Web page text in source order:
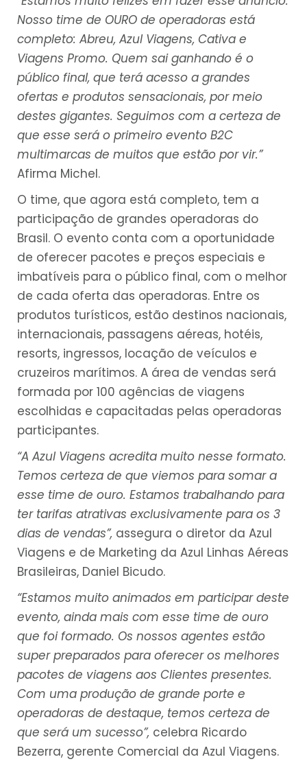
Nosso time de OURO de operadoras está
completo: Abreu, Azul Viagens, Cativa e
Viagens Promo. Quem sai ganhando é o
público final, que terá acesso a grandes
ofertas e produtos sensacionais, por meio
destes gigantes. Seguimos com a certeza de
que esse será o primeiro evento B2C
multimarcas de muitos que estão por vir.”
Afirma Michel.
O time, que agora está completo, tem a
participação de grandes operadoras do
Brasil. O evento conta com a oportunidade
de oferecer pacotes e preços especiais e
imbatíveis para o público final, com o melhor
de cada oferta das operadoras. Entre os
produtos turísticos, estão destinos nacionais,
internacionais, passagens aéreas, hotéis,
resorts, ingressos, locação de veículos e
cruzeiros marítimos. A área de vendas será
formada por 100 agências de viagens
escolhidas e capacitadas pelas operadoras
participantes.
“A Azul Viagens acredita muito nesse formato.
Temos certeza de que viemos para somar a
esse time de ouro. Estamos trabalhando para
ter tarifas atrativas exclusivamente para os 3
dias de vendas”, assegura o diretor da Azul
Viagens e de Marketing da Azul Linhas Aéreas
Brasileiras, Daniel Bicudo.
“Estamos muito animados em participar deste
evento, ainda mais com esse time de ouro
que foi formado. Os nossos agentes estão
super preparados para oferecer os melhores
pacotes de viagens aos Clientes presentes.
Com uma produção de grande porte e
operadoras de destaque, temos certeza de
que será um sucesso”, celebra Ricardo
Bezerra, gerente Comercial da Azul Viagens.